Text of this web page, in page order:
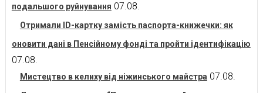
подальшого руйнування 07.08.
Отримали ID-картку замість паспорта-книжечки: як
оновити дані в Пенсійному фонді та пройти ідентифікацію
07.08.
Мистецтво в келиху від ніжинського майстра 07.08.